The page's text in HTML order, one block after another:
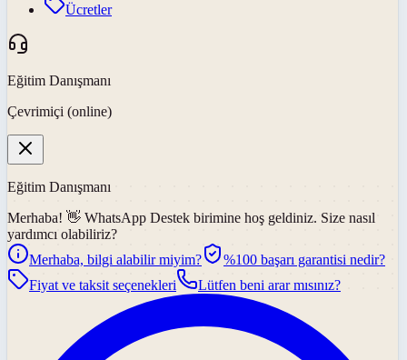
Ücretler
Eğitim Danışmanı
Çevrimiçi (online)
Eğitim Danışmanı
Merhaba! 👋 WhatsApp Destek birimine hoş geldiniz. Size nasıl
yardımcı olabiliriz?
Merhaba, bilgi alabilir miyim?
%100 başarı garantisi nedir?
Fiyat ve taksit seçenekleri
Lütfen beni arar mısınız?